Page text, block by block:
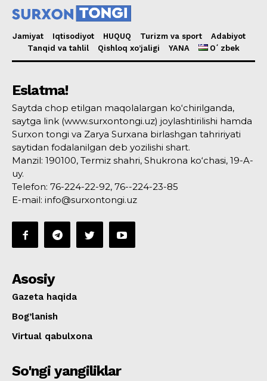
Jamiyat Iqtisodiyot HUQUQ Turizm va sport
Adabiyot
Tanqid va tahlil
Qishloq xo’jaligi YANA Oʻzbek
Eslatma!
Saytda chop etilgan maqolalargan ko‘chirilganda,
saytga link (www.surxontongi.uz) joylashtirilishi hamda
Surxon tongi va Zarya Surxana birlashgan tahririyati
saytidan fodalanilgan deb yozilishi shart.
Manzil: 190100, Termiz shahri, Shukrona ko‘chasi, 19-A-
uy.
Telefon: 76-224-22-92, 76--224-23-85
E-mail: info@surxontongi.uz
Asosiy
Gazeta haqida
Bog’lanish
Virtual qabulxona
So'ngi yangiliklar